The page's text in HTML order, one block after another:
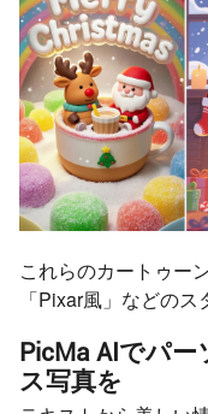
これらのカートゥー
「Pixar風」などのス
PicMa AIでパ
ス写真を